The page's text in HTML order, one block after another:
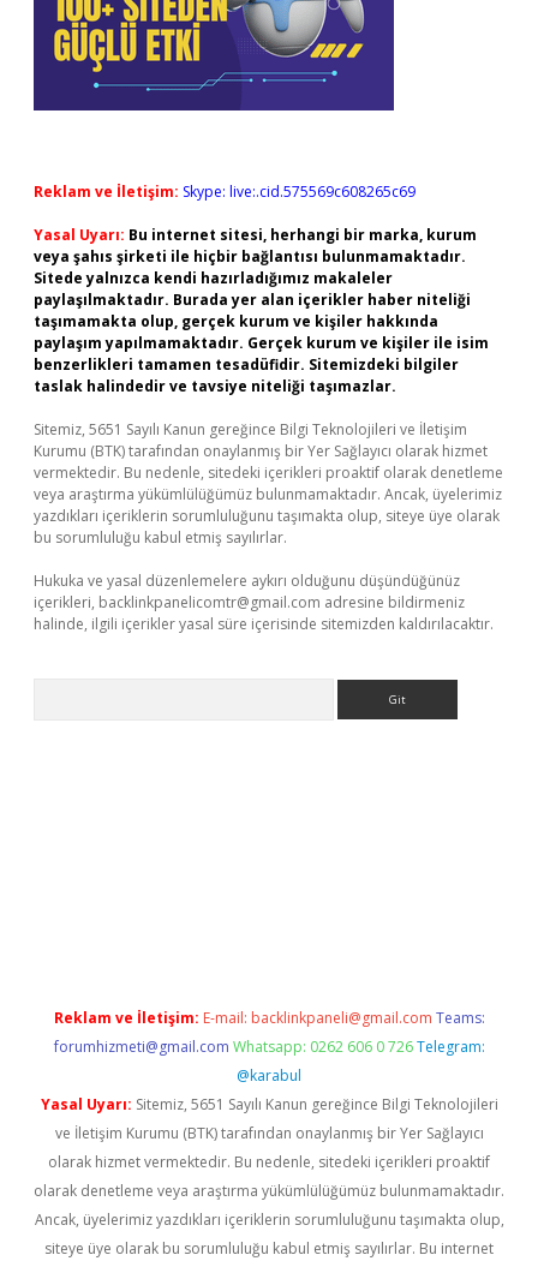
Reklam ve İletişim: Skype: live:.cid.575569c608265c69
Yasal Uyarı: Bu internet sitesi, herhangi bir marka, kurum
veya şahıs şirketi ile hiçbir bağlantısı bulunmamaktadır.
Sitede yalnızca kendi hazırladığımız makaleler
paylaşılmaktadır. Burada yer alan içerikler haber niteliği
taşımamakta olup, gerçek kurum ve kişiler hakkında
paylaşım yapılmamaktadır. Gerçek kurum ve kişiler ile isim
benzerlikleri tamamen tesadüfidir. Sitemizdeki bilgiler
taslak halindedir ve tavsiye niteliği taşımazlar.
Sitemiz, 5651 Sayılı Kanun gereğince Bilgi Teknolojileri ve İletişim
Kurumu (BTK) tarafından onaylanmış bir Yer Sağlayıcı olarak hizmet
vermektedir. Bu nedenle, sitedeki içerikleri proaktif olarak denetleme
veya araştırma yükümlülüğümüz bulunmamaktadır. Ancak, üyelerimiz
yazdıkları içeriklerin sorumluluğunu taşımakta olup, siteye üye olarak
bu sorumluluğu kabul etmiş sayılırlar.
Hukuka ve yasal düzenlemelere aykırı olduğunu düşündüğünüz
içerikleri, backlinkpanelicomtr@gmail.com adresine bildirmeniz
halinde, ilgili içerikler yasal süre içerisinde sitemizden kaldırılacaktır.
Reklam ve İletişim: E-mail: backlinkpaneli@gmail.com Teams:
forumhizmeti@gmail.com Whatsapp: 0262 606 0 726 Telegram:
@karabul
Yasal Uyarı: Sitemiz, 5651 Sayılı Kanun gereğince Bilgi Teknolojileri
ve İletişim Kurumu (BTK) tarafından onaylanmış bir Yer Sağlayıcı
olarak hizmet vermektedir. Bu nedenle, sitedeki içerikleri proaktif
olarak denetleme veya araştırma yükümlülüğümüz bulunmamaktadır.
Ancak, üyelerimiz yazdıkları içeriklerin sorumluluğunu taşımakta olup,
siteye üye olarak bu sorumluluğu kabul etmiş sayılırlar. Bu internet